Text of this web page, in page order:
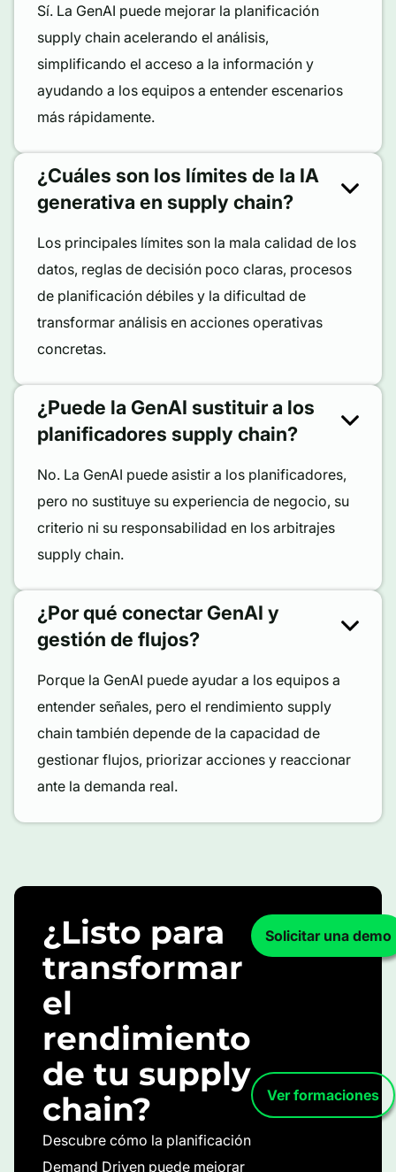
Sí. La GenAI puede mejorar la planificación
supply chain acelerando el análisis,
simplificando el acceso a la información y
ayudando a los equipos a entender escenarios
más rápidamente.
¿Cuáles son los límites de la IA
generativa en supply chain?
Los principales límites son la mala calidad de los
datos, reglas de decisión poco claras, procesos
de planificación débiles y la dificultad de
transformar análisis en acciones operativas
concretas.
¿Puede la GenAI sustituir a los
planificadores supply chain?
No. La GenAI puede asistir a los planificadores,
pero no sustituye su experiencia de negocio, su
criterio ni su responsabilidad en los arbitrajes
supply chain.
¿Por qué conectar GenAI y
gestión de flujos?
Porque la GenAI puede ayudar a los equipos a
entender señales, pero el rendimiento supply
chain también depende de la capacidad de
gestionar flujos, priorizar acciones y reaccionar
ante la demanda real.
¿Listo para
transformar
el
rendimiento
de tu supply
chain?
Descubre cómo la planificación
Demand Driven puede mejorar
Solicitar una demo
Ver formaciones